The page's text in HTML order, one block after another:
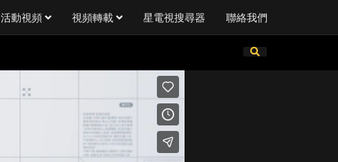
活動視頻 視頻轉載 星電視搜尋器 聯絡我們